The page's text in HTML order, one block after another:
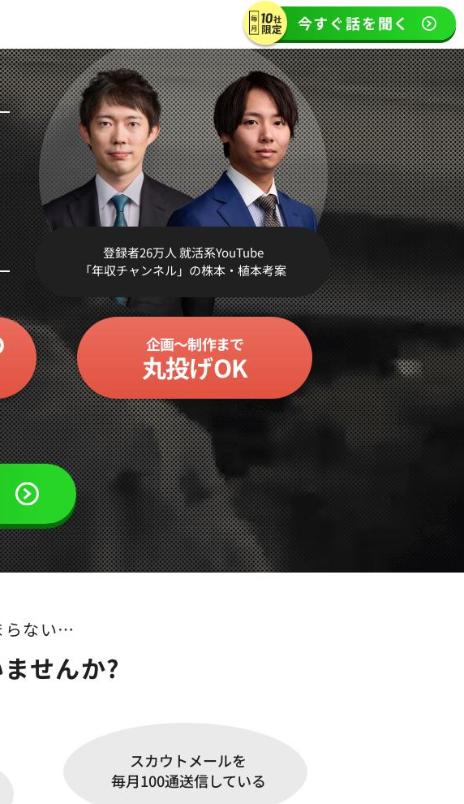
今すぐ話を聞く
登録者26万人 就活系YouTube
「年収チャンネル」の株本・植本考案
企画～制作まで
丸投げOK
らない…
せんか?
スカウトメールを
毎月100通送信している